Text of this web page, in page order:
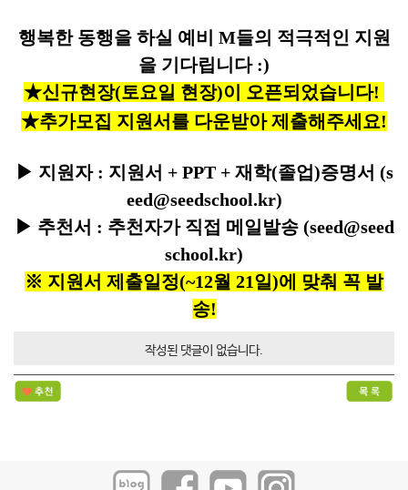
행복한 동행을 하실 예비 M들의 적극적인 지원
을 기다립니다 :)
★신규현장(토요일 현장)이 오픈되었습니다!
★추가모집 지원서를 다운받아 제출해주세요!
▶ 지원자 : 지원서 + PPT + 재학(졸업)증명서 (s
eed@seedschool.kr)
▶ 추천서 : 추천자가 직접 메일발송 (seed@seed
school.kr)
※ 지원서 제출일정(~12월 21일)에 맞춰 꼭 발
송!
작성된 댓글이 없습니다.